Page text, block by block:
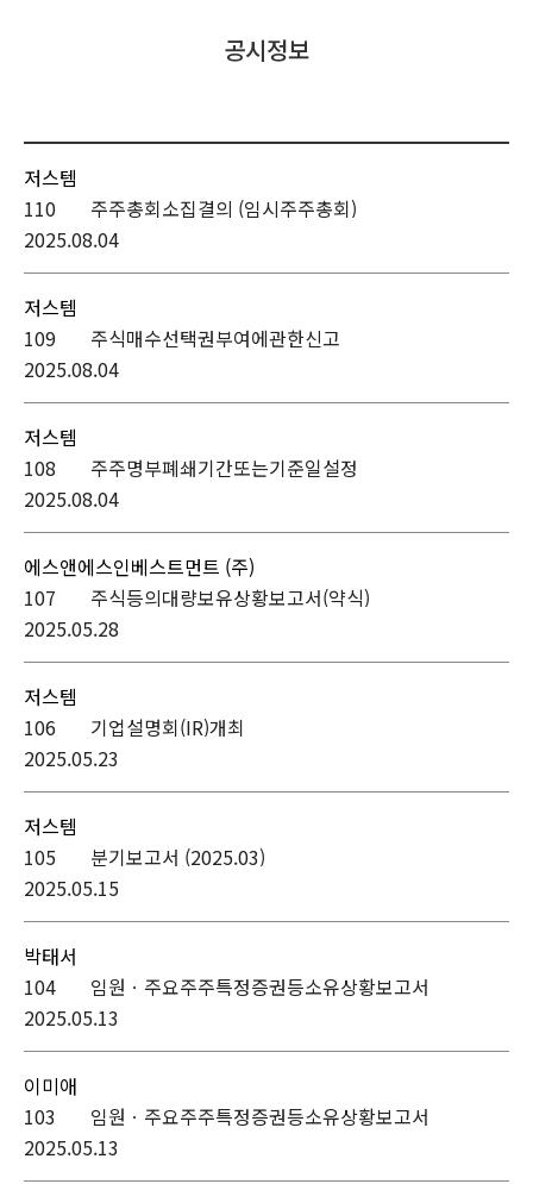
공시정보
110
2025.08.04
주주총회소집결의 (임시주주총회)
저스템
109
2025.08.04
주식매수선택권부여에관한신고
저스템
108
2025.08.04
주주명부폐쇄기간또는기준일설정
저스템
107
2025.05.28
주식등의대량보유상황보고서(약식)
에스앤에스인베스트먼트 (주)
106
2025.05.23
기업설명회(IR)개최
저스템
105
2025.05.15
분기보고서 (2025.03)
저스템
104
2025.05.13
임원ㆍ주요주주특정증권등소유상황보고서
박태서
103
2025.05.13
임원ㆍ주요주주특정증권등소유상황보고서
이미애